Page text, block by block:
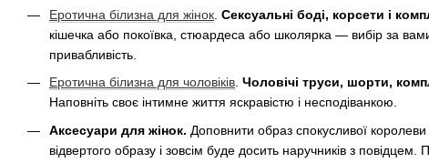
Еротична білизна для жінок Сексуальні боді, корсети і
кішечка або покоївка, стюардеса або школярка — вибір за
привабливість.
Еротична білизна для чоловіків. Чоловічі труси, шорти,
Наповніть своє інтимне життя яскравістю і несподіванкою.
Аксесуари для жінок. Доповнити образ спокусливої
відвертого образу і зовсім буде досить наручників з повідцем.